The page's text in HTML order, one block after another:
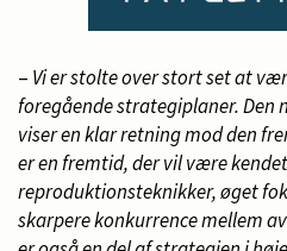
– Vi er stolte over stort set at
foregående strategiplaner. Den
viser en klar retning mod den
er en fremtid, der vil være
reproduktionsteknikker, øget
skarpere konkurrence mellem